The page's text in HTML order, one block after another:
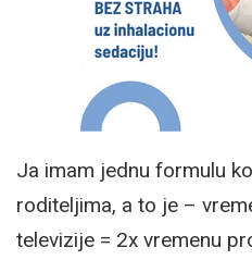
Ja imam jednu formulu
roditeljima, a to je –
televizije = 2x vremenu